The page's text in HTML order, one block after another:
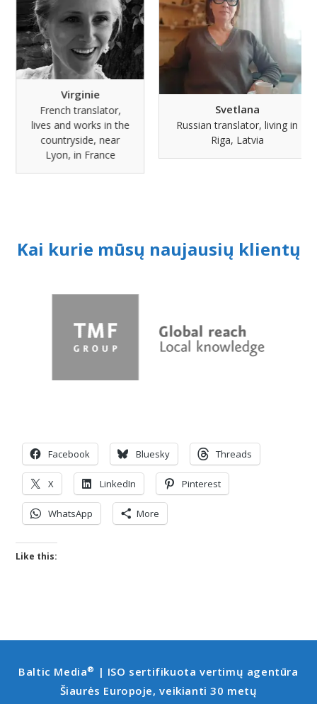
Virginie
French translator,
lives and works in the
countryside, near
Lyon, in France
Svetlana
Russian translator, living in
Riga, Latvia
Kai kurie mūsų naujausių klientų
Facebook Bluesky Threads
X LinkedIn Pinterest
WhatsApp More
Like this:
Baltic Media®
| ISO sertifikuota vertimų agentūra
Šiaurės Europoje, veikianti 30 metų